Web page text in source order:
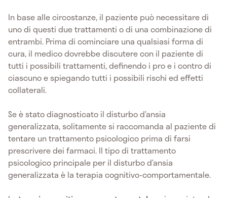
In base alle circostanze, il paziente può necessitare di
uno di questi due trattamenti o di una combinazione di
entrambi. Prima di cominciare una qualsiasi forma di
cura, il medico dovrebbe discutere con il paziente di
tutti i possibili trattamenti, definendo i pro e i contro di
ciascuno e spiegando tutti i possibili rischi ed effetti
collaterali.
Se è stato diagnosticato il disturbo d’ansia
generalizzata, solitamente si raccomanda al paziente di
tentare un trattamento psicologico prima di farsi
prescrivere dei farmaci. Il tipo di trattamento
psicologico principale per il disturbo d’ansia
generalizzata è la terapia cognitivo-comportamentale.